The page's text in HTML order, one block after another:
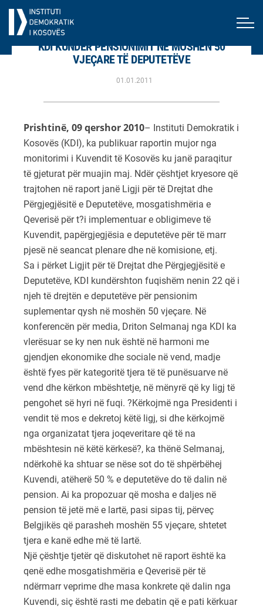
KDI KUNDËR PENSIONIMIT NË MOSHËN 50
VJEÇARE TË DEPUTETËVE
01.01.2011
Prishtinë, 09 qershor 2010– Instituti Demokratik i
Kosovës (KDI), ka publikuar raportin mujor nga
monitorimi i Kuvendit të Kosovës ku janë paraqitur
të gjeturat për muajin maj. Ndër çështjet kryesore që
trajtohen në raport janë Ligji për të Drejtat dhe
Përgjegjësitë e Deputetëve, mosgatishmëria e
Qeverisë për t?i implementuar e obligimeve të
Kuvendit, papërgjegjësia e deputetëve për të marr
pjesë në seancat plenare dhe në komisione, etj.
Sa i përket Ligjit për të Drejtat dhe Përgjegjësitë e
Deputetëve, KDI kundërshton fuqishëm nenin 22 që i
njeh të drejtën e deputetëve për pensionim
suplementar qysh në moshën 50 vjeçare. Në
konferencën për media, Driton Selmanaj nga KDI ka
vlerësuar se ky nen nuk është në harmoni me
gjendjen ekonomike dhe sociale në vend, madje
është fyes për kategoritë tjera të të punësuarve në
vend dhe kërkon mbështetje, në mënyrë që ky ligj të
pengohet së hyri në fuqi. ?Kërkojmë nga Presidenti i
vendit të mos e dekretoj këtë ligj, si dhe kërkojmë
nga organizatat tjera joqeveritare që të na
mbështesin në këtë kërkesë?, ka thënë Selmanaj,
ndërkohë ka shtuar se nëse sot do të shpërbëhej
Kuvendi, atëherë 50 % e deputetëve do të dalin në
pension. Ai ka propozuar që mosha e daljes në
pension të jetë më e lartë, pasi sipas tij, përveç
Belgjikës që parasheh moshën 55 vjeçare, shtetet
tjera e kanë edhe më të lartë.
Një çështje tjetër që diskutohet në raport është ka
qenë edhe mosgatishmëria e Qeverisë për të
ndërmarr veprime dhe masa konkrete që dalin nga
Kuvendi, siç është rasti me debatin që e pati kërkuar